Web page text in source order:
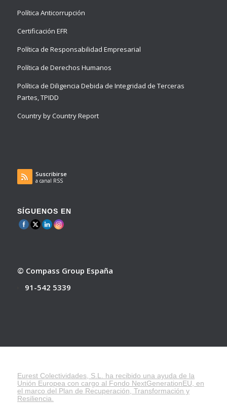
Política Anticorrupción
Certificación EFR
Política de Responsabilidad Empresarial
Política de Derechos Humanos
Política de Diligencia Debida de Integridad de Terceras
Partes, TPIDD
Country by Country Report
Suscribirse
a canal RSS
SÍGUENOS EN
© Compass Group España
91-542 5339
Eurest Colectividades, S.L. ha recibido una ayuda de la
Unión Europea con cargo al Fondo NextGenerationEU, en
el marco del Plan de Recuperación, Transformación y
Resiliencia